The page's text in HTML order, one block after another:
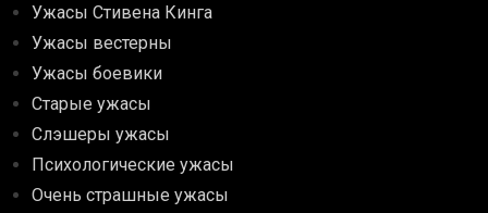
Ужасы Стивена Кинга
Ужасы вестерны
Ужасы боевики
Старые ужасы
Слэшеры ужасы
Психологические ужасы
Очень страшные ужасы